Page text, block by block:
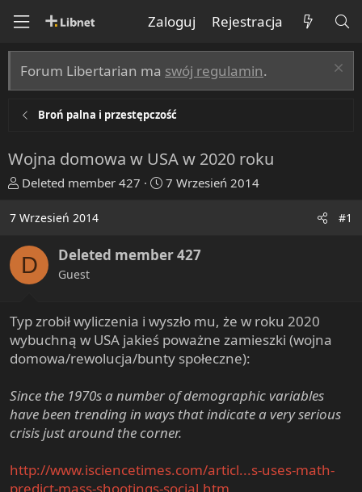
Zaloguj Rejestracja
Forum Libertarian ma swój regulamin.
Broń palna i przestępczość
Wojna domowa w USA w 2020 roku
T
r
a
d
s
a
r
t
e
Deleted member 427
R
o
t
y
7 Wrzesień 2014
7 Wrzesień 2014 #1
D Deleted member 427
Guest
Typ zrobił wyliczenia i wyszło mu, że w roku 2020
wybuchną w USA jakieś poważne zamieszki (wojna
domowa/rewolucja/bunty społeczne):
Since the 1970s a number of demographic variables
have been trending in ways that indicate a very serious
crisis just around the corner.
http://www.isciencetimes.com/articl...s-uses-math-
predict-mass-shootings-social.htm